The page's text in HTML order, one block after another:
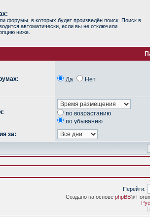
форумы, в которых будет произведён поиск. Поиск в
автоматически, если вы не отключили
ниже.
Да Нет
по возрастанию
по убыванию
за:
Перейти:
Создано на основе phpBB®
[